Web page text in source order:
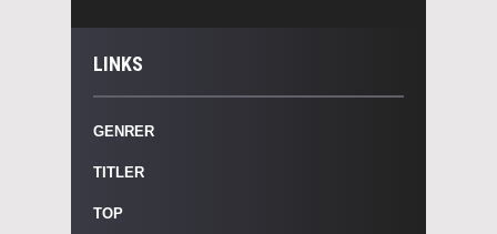
LINKS
GENRER
TITLER
TOP